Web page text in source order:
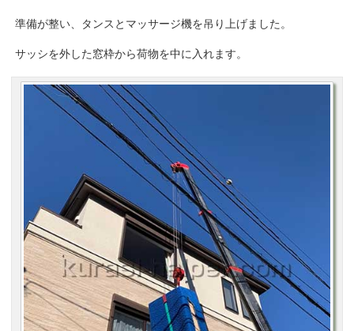
準備が整い、タンスとマッサージ機を吊り上げました。
サッシを外した窓枠から荷物を中に入れます。